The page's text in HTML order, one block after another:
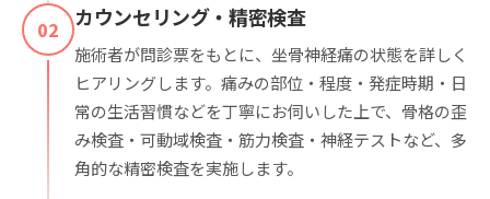
02 カウンセリング・精密検査
施術者が問診票をもとに、坐骨神経痛の状態を詳しく
ヒアリングします。痛みの部位・程度・発症時期・日
常の生活習慣などを丁寧にお伺いした上で、骨格の歪
み検査・可動域検査・筋力検査・神経テストなど、多
角的な精密検査を実施します。